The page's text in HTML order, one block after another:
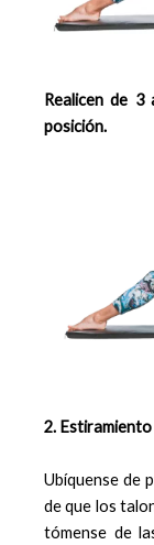
Realicen de 3
posición.
2.
Ubíquense de
de que los
tómense de